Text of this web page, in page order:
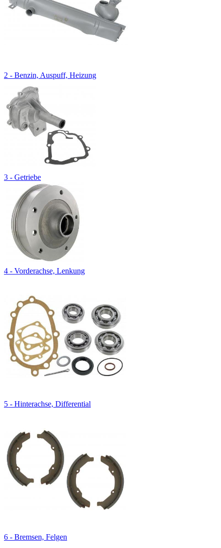
2 - Benzin, Auspuff, Heizung
3 - Getriebe
4 - Vorderachse, Lenkung
5 - Hinterachse, Differential
6 - Bremsen, Felgen